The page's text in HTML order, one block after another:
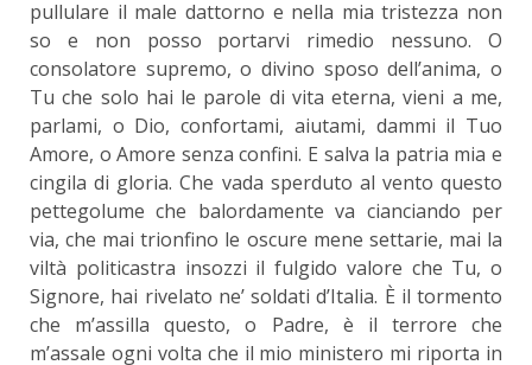
pullulare il male dattorno e nella mia tristezza non
so e non posso portarvi rimedio nessuno. O
consolatore supremo, o divino sposo dell’anima, o
Tu che solo hai le parole di vita eterna, vieni a me,
parlami, o Dio, confortami, aiutami, dammi il Tuo
Amore, o Amore senza confini. E salva la patria mia e
cingila di gloria. Che vada sperduto al vento questo
pettegolume che balordamente va cianciando per
via, che mai trionfino le oscure mene settarie, mai la
viltà politicastra insozzi il fulgido valore che Tu, o
Signore, hai rivelato ne’ soldati d’Italia. È il tormento
che m’assilla questo, o Padre, è il terrore che
m’assale ogni volta che il mio ministero mi riporta in